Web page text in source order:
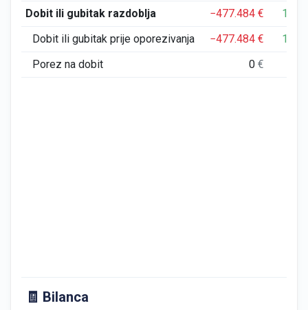
Dobit ili gubitak razdoblja
−477.484€
Dobit ili gubitak prije oporezivanja
−477.484€
Porez na dobit
0€
🧾 Bilanca